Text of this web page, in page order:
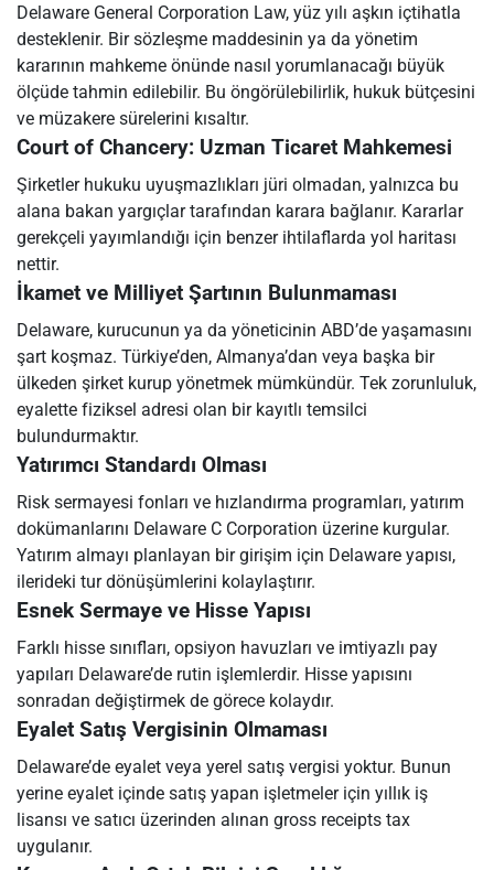
Delaware General Corporation Law, yüz yılı aşkın içtihatla
desteklenir. Bir sözleşme maddesinin ya da yönetim
kararının mahkeme önünde nasıl yorumlanacağı büyük
ölçüde tahmin edilebilir. Bu öngörülebilirlik, hukuk bütçesini
ve müzakere sürelerini kısaltır.
Court of Chancery: Uzman Ticaret Mahkemesi
Şirketler hukuku uyuşmazlıkları jüri olmadan, yalnızca bu
alana bakan yargıçlar tarafından karara bağlanır. Kararlar
gerekçeli yayımlandığı için benzer ihtilaflarda yol haritası
nettir.
İkamet ve Milliyet Şartının Bulunmaması
Delaware, kurucunun ya da yöneticinin ABD’de yaşamasını
şart koşmaz. Türkiye’den, Almanya’dan veya başka bir
ülkeden şirket kurup yönetmek mümkündür. Tek zorunluluk,
eyalette fiziksel adresi olan bir kayıtlı temsilci
bulundurmaktır.
Yatırımcı Standardı Olması
Risk sermayesi fonları ve hızlandırma programları, yatırım
dokümanlarını Delaware C Corporation üzerine kurgular.
Yatırım almayı planlayan bir girişim için Delaware yapısı,
ilerideki tur dönüşümlerini kolaylaştırır.
Esnek Sermaye ve Hisse Yapısı
Farklı hisse sınıfları, opsiyon havuzları ve imtiyazlı pay
yapıları Delaware’de rutin işlemlerdir. Hisse yapısını
sonradan değiştirmek de görece kolaydır.
Eyalet Satış Vergisinin Olmaması
Delaware’de eyalet veya yerel satış vergisi yoktur. Bunun
yerine eyalet içinde satış yapan işletmeler için yıllık iş
lisansı ve satıcı üzerinden alınan gross receipts tax
uygulanır.